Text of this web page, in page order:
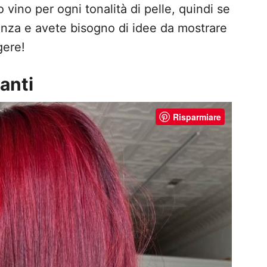
vino per ogni tonalità di pelle, quindi se
e avete bisogno di idee da mostrare
Risparmiare